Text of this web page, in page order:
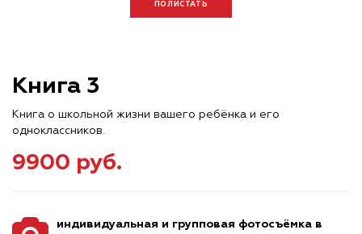
ПОЛИСТАТЬ
Книга 3
Книга о школьной жизни вашего ребёнка и его
одноклассников.
9900 руб.
индивидуальная и групповая фотосъёмка в